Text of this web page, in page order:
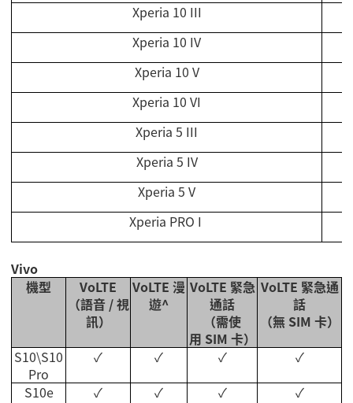
Xperia 10 III
Xperia 10 IV
Xperia 10 V
Xperia 10 VI
Xperia 5 III
Xperia 5 IV
Xperia 5 V
Xperia PRO I
Vivo
機型
VoLTE
（語音/視
訊）
VoLTE 漫
遊^
VoLTE 緊急
通話
（需使
用 SIM 卡）
VoLTE 緊急通
話
（無 SIM 卡）
S10\S10
Pro
✓ ✓ ✓
✓
S10e
✓ ✓ ✓
✓